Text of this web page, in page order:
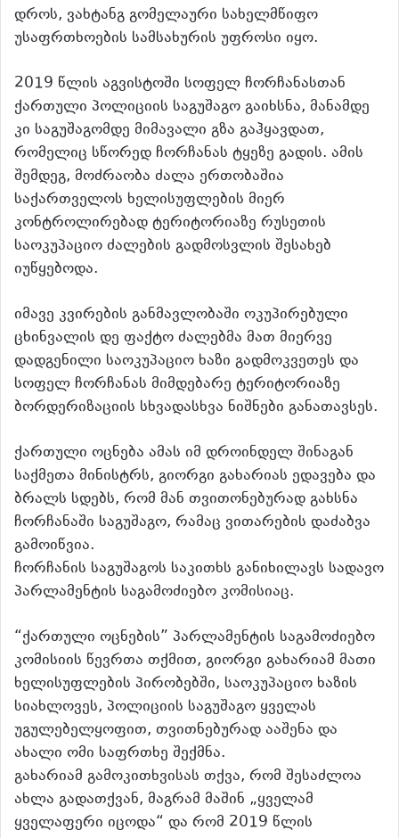
დროს, ვახტანგ გომელაური სახელმწიფო
უსაფრთხოების სამსახურის უფროსი იყო.
2019 წლის აგვისტოში სოფელ ჩორჩანასთან
ქართული პოლიციის საგუშაგო გაიხსნა, მანამდე
კი საგუშაგომდე მიმავალი გზა გაჰყავდათ,
რომელიც სწორედ ჩორჩანას ტყეზე გადის. ამის
შემდეგ, მოძრაობა ძალა ერთობაშია
საქართველოს ხელისუფლების მიერ
კონტროლირებად ტერიტორიაზე რუსეთის
საოკუპაციო ძალების გადმოსვლის შესახებ
იუწყებოდა.
იმავე კვირების განმავლობაში ოკუპირებული
ცხინვალის დე ფაქტო ძალებმა მათ მიერვე
დადგენილი საოკუპაციო ხაზი გადმოკვეთეს და
სოფელ ჩორჩანას მიმდებარე ტერიტორიაზე
ბორდერიზაციის სხვადასხვა ნიშნები განათავსეს.
ქართული ოცნება ამას იმ დროინდელ შინაგან
საქმეთა მინისტრს, გიორგი გახარიას ედავება და
ბრალს სდებს, რომ მან თვითონებურად გახსნა
ჩორჩანაში საგუშაგო, რამაც ვითარების დაძაბვა
გამოიწვია.
ჩორჩანის საგუშაგოს საკითხს განიხილავს სადავო
პარლამენტის საგამოძიებო კომისიაც.
“ქართული ოცნების” პარლამენტის საგამოძიებო
კომისიის წევრთა თქმით, გიორგი გახარიამ მათი
ხელისუფლების პირობებში, საოკუპაციო ხაზის
სიახლოვეს, პოლიციის საგუშაგო ყველას
უგულებელყოფით, თვითნებურად ააშენა და
ახალი ომი საფრთხე შექმნა.
გახარიამ გამოკითხვისას თქვა, რომ შესაძლოა
ახლა გადათქვან, მაგრამ მაშინ „ყველამ
ყველაფერი იცოდა“ და რომ 2019 წლის